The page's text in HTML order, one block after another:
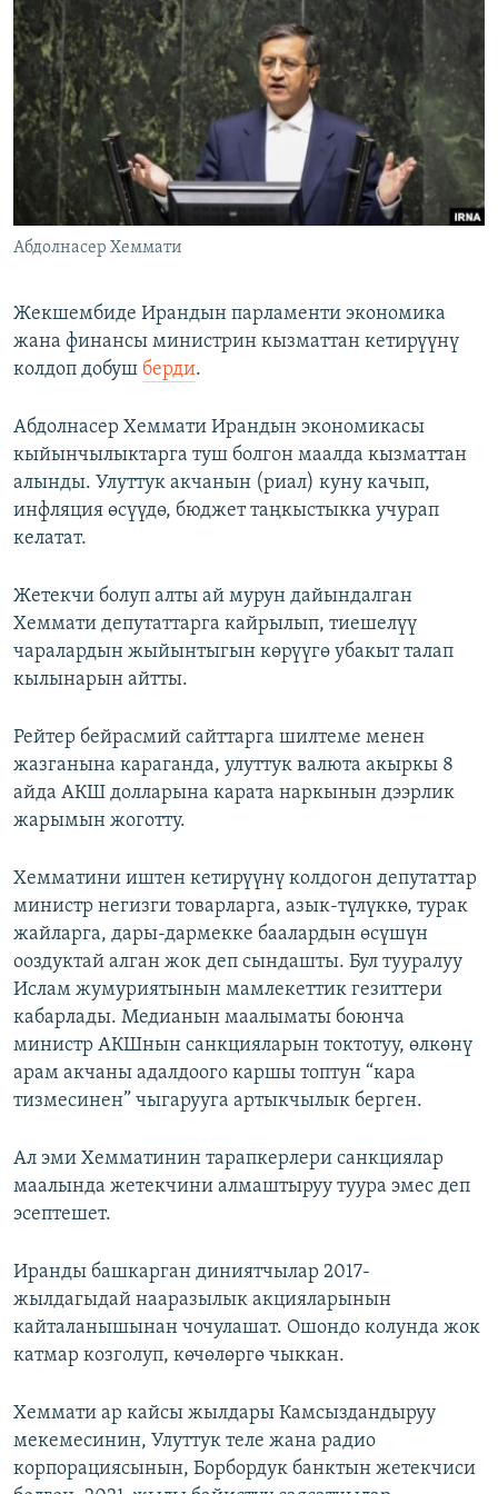
ЭЖЕ-СИҢДИЛЕР
АЗАТТЫК+
ЫҢГАЙСЫЗ СУРООЛОР
ОНЛАЙН ШЕРИНЕ
ЭЕ/АРнун бардык сайттары
Абдолнасер Хеммати
Жекшембиде Ирандын парламенти экономика
жана финансы министрин кызматтан кетирүүнү
колдоп добуш берди.
Абдолнасер Хеммати Ирандын экономикасы
кыйынчылыктарга туш болгон маалда кызматтан
алынды. Улуттук акчанын (риал) куну качып,
инфляция өсүүдө, бюджет таңкыстыкка учурап
келатат.
Жетекчи болуп алты ай мурун дайындалган
Хеммати депутаттарга кайрылып, тиешелүү
чаралардын жыйынтыгын көрүүгө убакыт талап
кылынарын айтты.
Рейтер бейрасмий сайттарга шилтеме менен
жазганына караганда, улуттук валюта акыркы 8
айда АКШ долларына карата наркынын дээрлик
жарымын жоготту.
Хемматини иштен кетирүүнү колдогон депутаттар
министр негизги товарларга, азык-түлүккө, турак
жайларга, дары-дармекке баалардын өсүшүн
ооздуктай алган жок деп сындашты. Бул тууралуу
Ислам жумуриятынын мамлекеттик гезиттери
кабарлады. Медианын маалыматы боюнча
министр АКШнын санкцияларын токтотуу, өлкөнү
арам акчаны адалдоого каршы топтун “кара
тизмесинен” чыгарууга артыкчылык берген.
Ал эми Хемматинин тарапкерлери санкциялар
маалында жетекчини алмаштыруу туура эмес деп
эсептешет.
Иранды башкарган диниятчылар 2017-
жылдагыдай нааразылык акцияларынын
кайталанышынан чочулашат. Ошондо колунда жок
катмар козголуп, көчөлөргө чыккан.
Хеммати ар кайсы жылдары Камсыздандыруу
мекемесинин, Улуттук теле жана радио
корпорациясынын, Борбордук банктын жетекчиси